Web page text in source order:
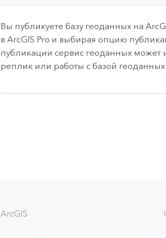
Вы публикуете базу геоданных на
вArcGIS Pro и выбирая опцию
публикации сервис геоданных может
реплик или работы с базой
ArcGIS